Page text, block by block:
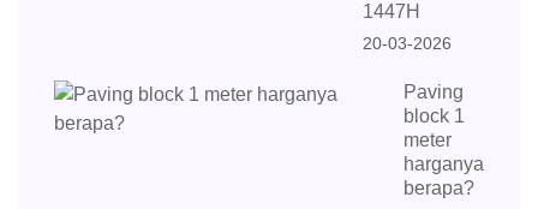
1447H
20-03-2026
Paving
block 1
meter
harganya
berapa?